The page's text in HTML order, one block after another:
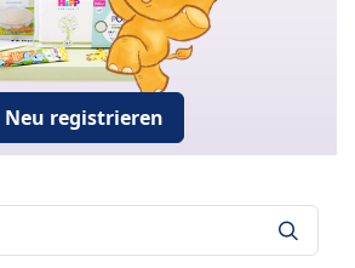
Neu registrieren